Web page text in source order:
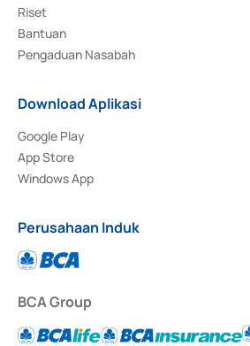
Riset
Bantuan
Pengaduan Nasabah
Download Aplikasi
Google Play
App Store
Windows App
Perusahaan Induk
BCA Group